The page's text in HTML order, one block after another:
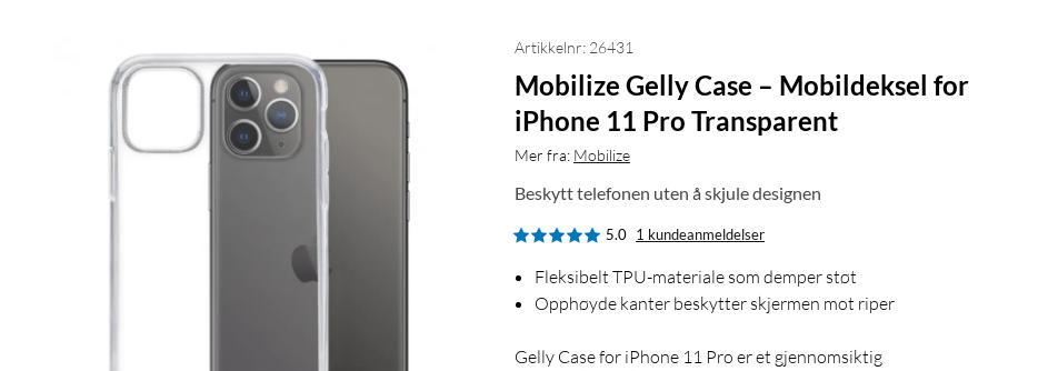
Artikkelnr: 26431
Mobilize Gelly Case – Mobildeksel for
iPhone 11 Pro Transparent
Mer fra: Mobilize
Beskytt telefonen uten å skjule designen
5.0 1 kundeanmeldelser
Fleksibelt TPU-materiale som demper støt
Opphøyde kanter beskytter skjermen mot riper
Gelly Case for iPhone 11 Pro er et gjennomsiktig